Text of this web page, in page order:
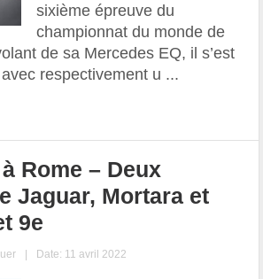
sixième épreuve du
championnat du monde de
de sa Mercedes EQ, il s’est
respectivement u ...
Rome – Deux
Jaguar, Mortara et
9e
| Date: 11 avril 2022